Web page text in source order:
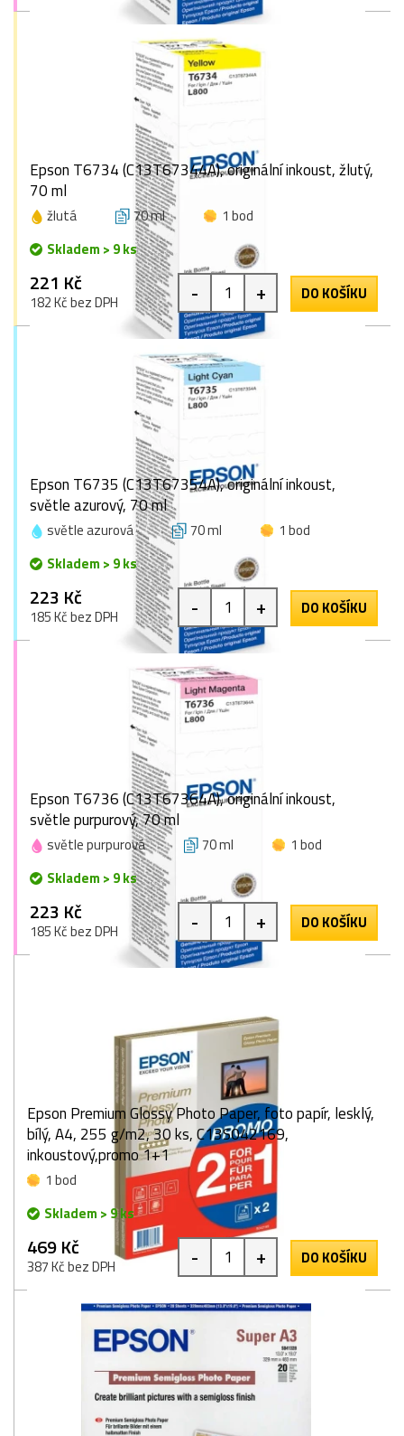
Epson T6734 (C13T67344A), originální inkoust, žlutý,
70 ml
žlutá 70 ml
1 bod
Skladem > 9 ks
221 Kč
182 Kč bez DPH - + DO KOŠÍKU
Epson T6735 (C13T67354A), originální inkoust,
světle azurový, 70 ml
světle azurová 70 ml
1 bod
Skladem > 9 ks
223 Kč
185 Kč bez DPH - + DO KOŠÍKU
Epson T6736 (C13T67364A), originální inkoust,
světle purpurový, 70 ml
světle purpurová 70 ml
1 bod
Skladem > 9 ks
223 Kč
185 Kč bez DPH - + DO KOŠÍKU
Epson Premium Glossy Photo Paper, foto papír, lesklý,
bílý, A4, 255 g/m2, 30 ks, C13S042169,
inkoustový,promo 1+1
1 bod
Skladem > 9 ks
469 Kč
387 Kč bez DPH - + DO KOŠÍKU